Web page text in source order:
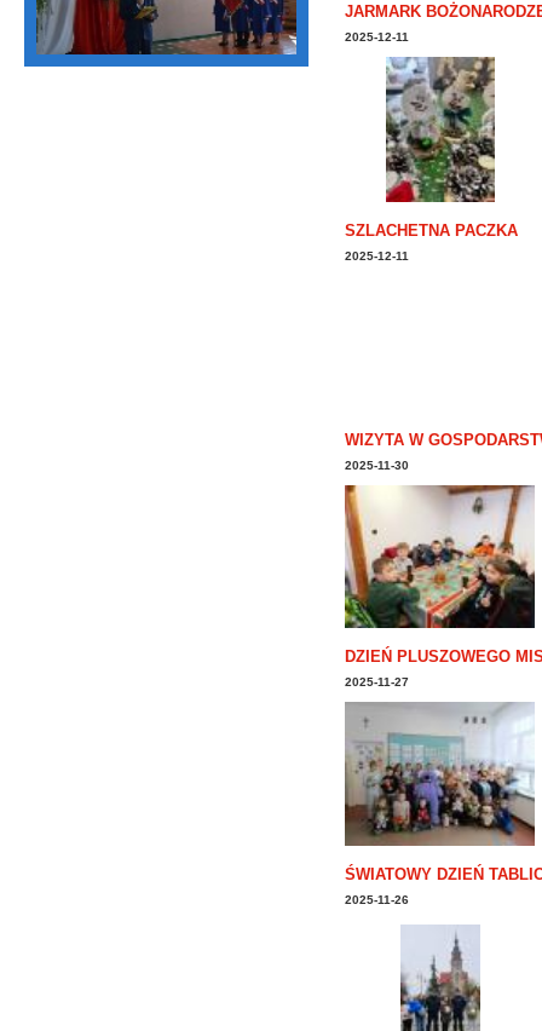
JARMARK
2025-12-11
SZLACHETNA PACZKA
2025-12-11
WIZYTA W
2025-11-30
DZIEŃ PLUSZOWEGO
2025-11-27
ŚWIATOWY DZIEŃ
2025-11-26